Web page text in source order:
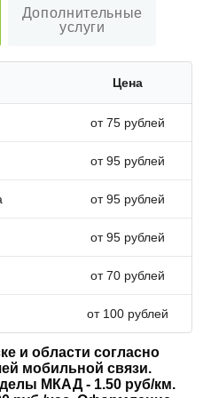
Дополнительные
услуги
Цена
от 75 рублей
от 95 рублей
от 95 рублей
от 95 рублей
от 70 рублей
от 100 рублей
и области согласно
мобильной связи.
МКАД - 1.50 руб/км.